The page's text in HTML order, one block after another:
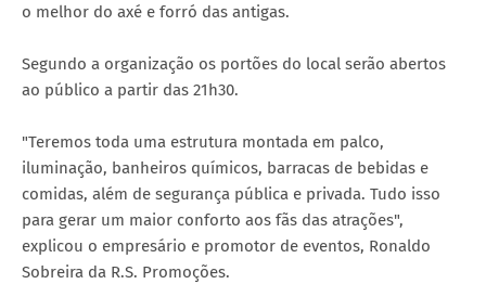
o melhor do axé e forró das antigas.
Segundo a organização os portões do local serão abertos
ao público a partir das 21h30.
"Teremos toda uma estrutura montada em palco,
iluminação, banheiros químicos, barracas de bebidas e
comidas, além de segurança pública e privada. Tudo isso
para gerar um maior conforto aos fãs das atrações",
explicou o empresário e promotor de eventos, Ronaldo
Sobreira da R.S. Promoções.